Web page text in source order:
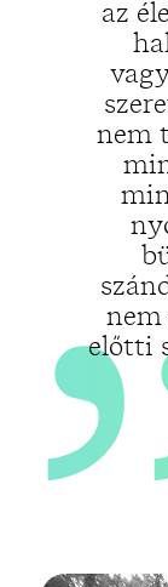
az
nem
előtti